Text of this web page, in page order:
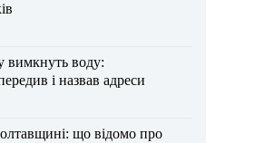
вимкнуть воду:
і назвав адреси
що відомо про